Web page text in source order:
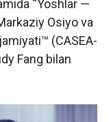
“Yoshlar —
Osiyo va
(CASEA-
Fang bilan